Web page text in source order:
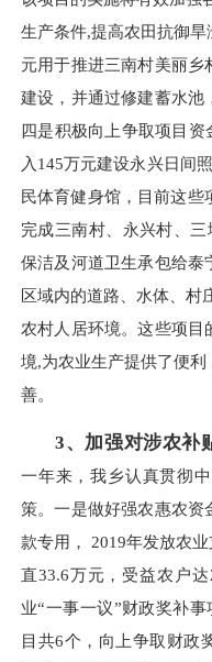
生产条件,提高农田抗御
元用于推进三南村美丽
建设，并通过修建蓄水池
四是积极向上争取项目
入145万元建设永兴日间
民体育健身馆，目前这些
完成三南村、永兴村、
保洁及河道卫生承包给泰
区域内的道路、水体、村
农村人居环境。这些项目
境,为农业生产提供了便
善。
3、加强对涉农补
一年来，我乡认真贯彻
策。一是做好强农惠农资
款专用， 2019年发放农
直33.6万元，受益农户
业“一事一议”财政奖补
目共6个，向上争取财政